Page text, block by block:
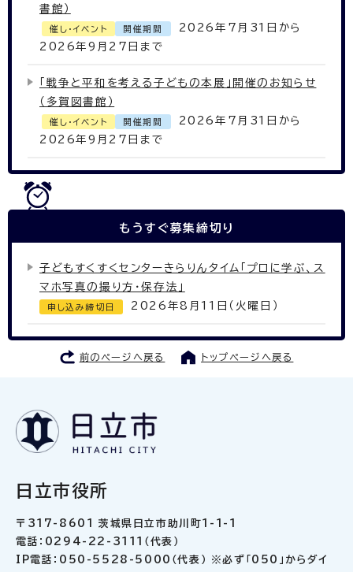
書館）
催し・イベント 開催期間
2026年7月31日から
2026年9月27日まで
「戦争と平和を考える子どもの本展」開催のお知らせ
（多賀図書館）
催し・イベント 開催期間
2026年7月31日から
2026年9月27日まで
もうすぐ募集締切り
子どもすくすくセンターきらりんタイム「プロに学ぶ、ス
マホ写真の撮り方・保存法」
申し込み締切日 2026年8月11日（火曜日）
前のページへ戻る トップページへ戻る
日立市役所
〒317-8601 茨城県日立市助川町1-1-1
電話：0294-22-3111（代表）
IP電話：050-5528-5000（代表） ※必ず「050」からダイ